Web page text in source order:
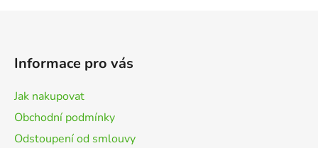
Informace pro vás
Jak nakupovat
Obchodní podmínky
Odstoupení od smlouvy